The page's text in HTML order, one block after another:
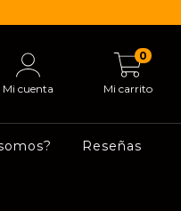
Mi cuenta Mi carrito
0
Reseñas